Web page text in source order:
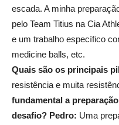
escada. A minha
pelo Team Titius na Cia
e um trabalho específico
medicine balls, etc.
Quais são os principais
resistência e muita
fundamental a
desafio? Pedro: Uma